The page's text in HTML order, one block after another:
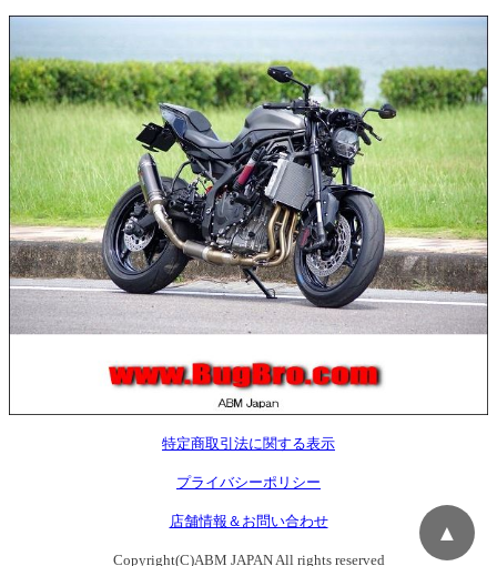
特定商取引法に関する表示
プライバシーポリシー
店舗情報＆お問い合わせ
Copyright(C)ABM JAPAN All rights reserved
▲